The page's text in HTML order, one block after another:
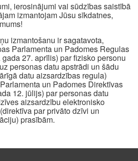
ierosinājumi vai sūdzības saistībā
izmantojam Jūsu sīkdatnes,
izmantošanu ir sagatavota,
Parlamenta un Padomes Regulas
27. aprīlis) par fizisko personu
personas datu apstrādi un šādu
datu aizsardzības regula)
un Padomes Direktīvas
12. jūlijs) par personas datu
aizsardzību elektronisko
par privāto dzīvi un
prasībām.